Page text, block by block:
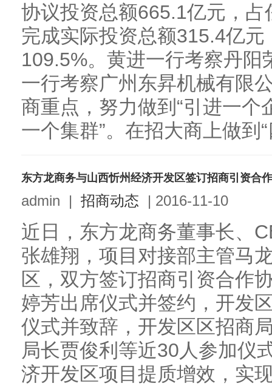
协议投资总额665.1亿元，
完成实际投资总额315.4亿
109.5%。黄进一行考察丹
一行考察广州东昇机械有限
商重点，努力做到“引进一
一个集群”。在招大商上做到
东方龙商务与山西忻州经济开发区签订招商引资合
admin | 招商动态 | 2016-11-10
近日，东方龙商务董事长、
张雄翔，项目对接部主管马
区，双方签订招商引资合作
婷芳出席仪式并签约，开发
仪式并致辞，开发区区招商
局长贾俊利等近30人参加仪
济开发区项目提质增效，实